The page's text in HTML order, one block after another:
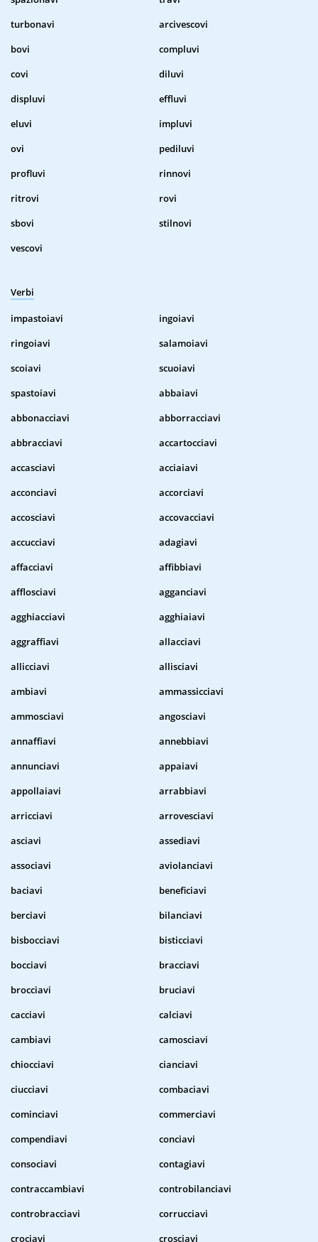
turbonavi
arcivescovi
bovi
compluvi
covi
diluvi
displuvi
effluvi
eluvi
impluvi
ovi
pediluvi
profluvi
rinnovi
ritrovi
rovi
sbovi
stilnovi
vescovi
Verbi
impastoiavi
ingoiavi
ringoiavi
salamoiavi
scoiavi
scuoiavi
spastoiavi
abbaiavi
abbonacciavi
abborracciavi
abbracciavi
accartocciavi
accasciavi
acciaiavi
acconciavi
accorciavi
accosciavi
accovacciavi
accucciavi
adagiavi
affacciavi
affibbiavi
afflosciavi
agganciavi
agghiacciavi
agghiaiavi
aggraffiavi
allacciavi
allicciavi
allisciavi
ambiavi
ammassicciavi
ammosciavi
angosciavi
annaffiavi
annebbiavi
annunciavi
appaiavi
appollaiavi
arrabbiavi
arricciavi
arrovesciavi
asciavi
assediavi
associavi
aviolanciavi
baciavi
beneficiavi
berciavi
bilanciavi
bisbocciavi
bisticciavi
bocciavi
bracciavi
brocciavi
bruciavi
cacciavi
calciavi
cambiavi
camosciavi
chiocciavi
cianciavi
ciucciavi
combaciavi
cominciavi
commerciavi
compendiavi
conciavi
consociavi
contagiavi
contraccambiavi
controbilanciavi
controbracciavi
corrucciavi
crociavi
crosciavi